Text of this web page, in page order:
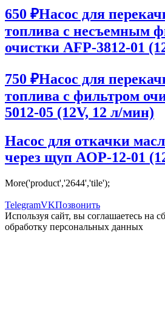
650 ₽Насос для
топлива с несъемным
очистки AFP-3812-01
750 ₽Насос для
топлива с фильтром
5012-05 (12V, 12 л/мин)
Насос для откачки
через щуп AOP-12-01
More('product','2644','tile');
TelegramVKПозвонить
Используя сайт, вы соглашаетесь на
обработку персональных данных